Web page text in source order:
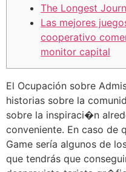
The Longest
Las mejores
cooperativo
monitor capital
El Ocupación sobre
historias sobre la
sobre la inspiraci�n
conveniente. En caso de
Game serí­a algunos de
que tendrás que